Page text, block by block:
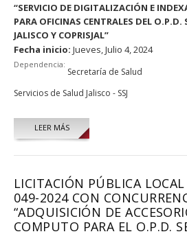
“SERVICIO DE DIGITALIZACIÓN E
PARA OFICINAS CENTRALES DEL O.P.D.
JALISCO Y COPRISJAL”
Fecha inicio: Jueves, Julio 4, 2024
Dependencia:
Secretaría de Salud
Servicios de Salud Jalisco - SSJ
LEER MÁS
LICITACIÓN PÚBLICA LOCAL
049-2024 CON
“ADQUISICIÓN DE
COMPUTO PARA EL O.P.D.